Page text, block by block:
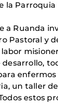
la Parroquia
a Ruanda
Pastoral y
enfermos
un taller
estos